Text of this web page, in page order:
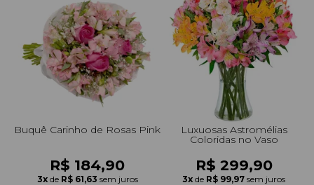
Buquê Carinho de Rosas Pink
R$ 184,90
3x de R$ 61,63 sem juros
Luxuosas Astromélias
Coloridas no Vaso
R$ 299,90
3x de R$ 99,97 sem juros